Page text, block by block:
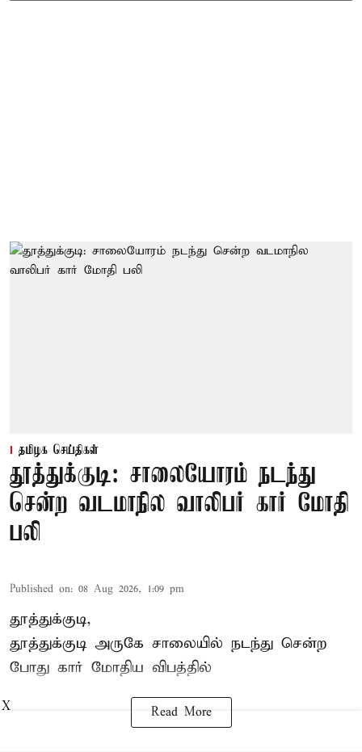
தமிழக செய்திகள்
தூத்துக்குடி: சாலையோரம் நடந்து
சென்ற வடமாநில வாலிபர் கார் மோதி
பலி
Published on: 08 Aug 2026, 1:09 pm
தூத்துக்குடி,
தூத்துக்குடி அருகே சாலையில் நடந்து சென்ற
போது கார் மோதிய விபத்தில்
Read More
X